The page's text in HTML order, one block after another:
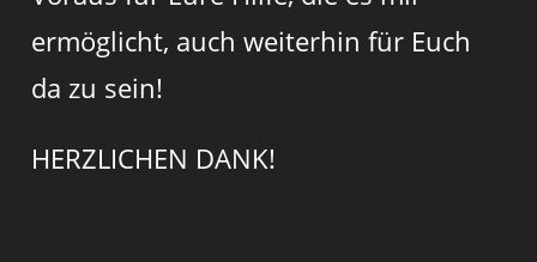
ermöglicht, auch weiterhin für Euch
da zu sein!
HERZLICHEN DANK!